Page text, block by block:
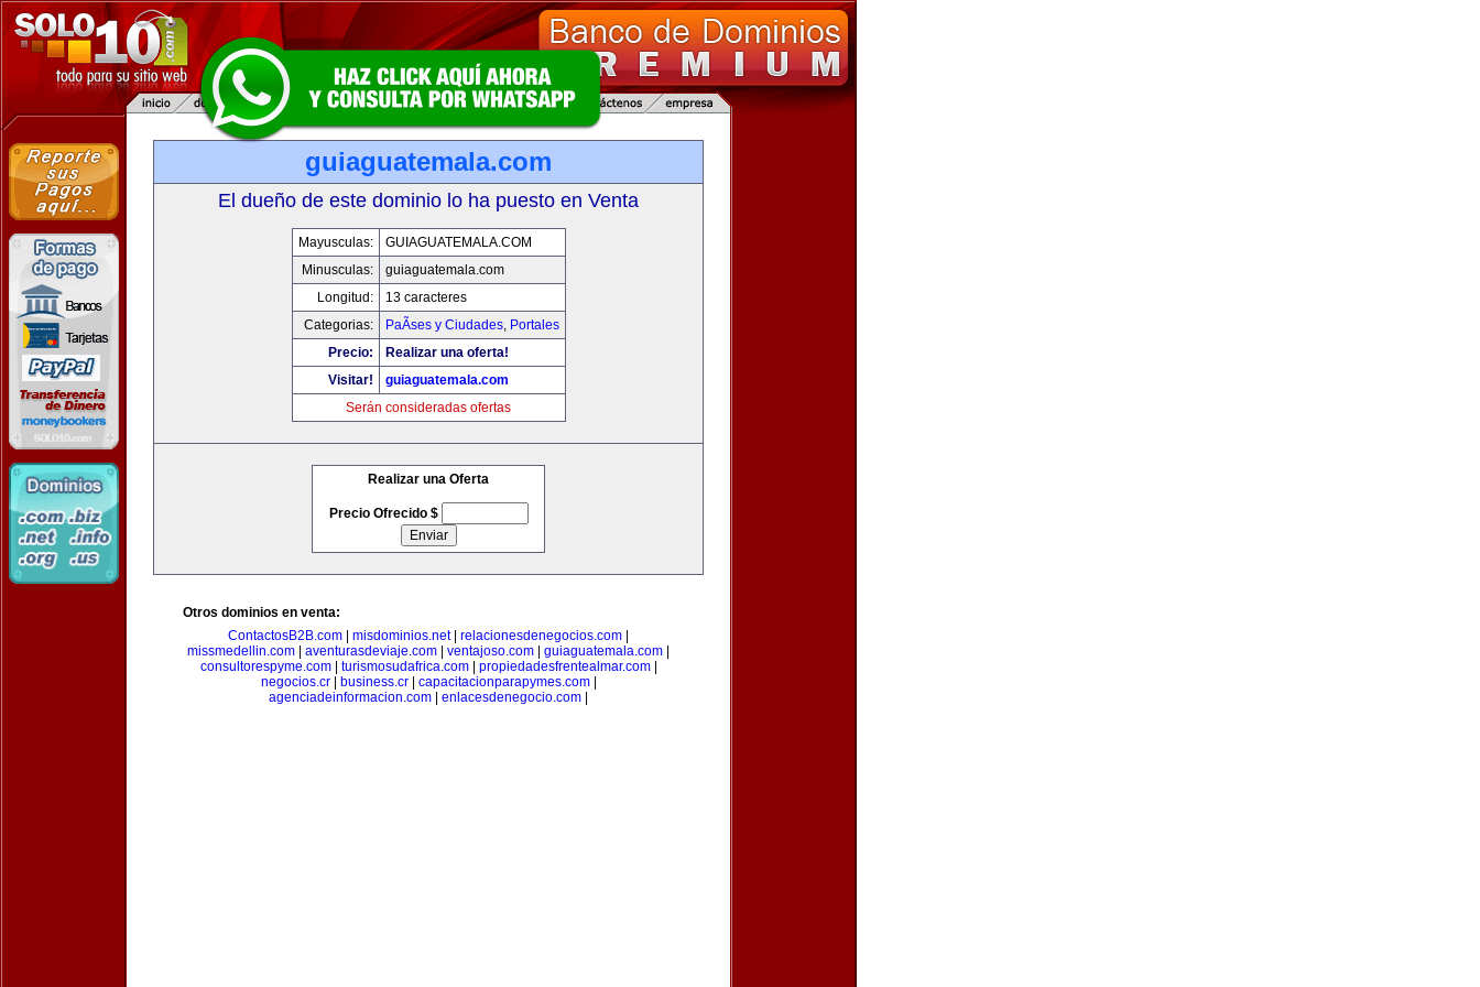
guiaguatemala.com
El dueño de este dominio lo ha puesto en Venta
Mayusculas:
GUIAGUATEMALA.COM
Minusculas:
guiaguatemala.com
Longitud:
13 caracteres
Categorias:
PaÃ­ses y Ciudades, Portales
Precio:
Realizar una oferta!
Visitar!
guiaguatemala.com
Serán consideradas ofertas
Realizar una Oferta
Precio Ofrecido $
Otros dominios en venta:
ContactosB2B.com
misdominios.net| relacionesdenegocios.com
missmedellin.com
aventurasdeviaje.com ventajoso.com guiaguatemala.com
consultorespyme.com| turismosudafrica.com| propiedadesfrentealmar.com|
negocios.cr| business.cr| capacitacionparapymes.com|
agenciadeinformacion.com
enlacesdenegocio.com